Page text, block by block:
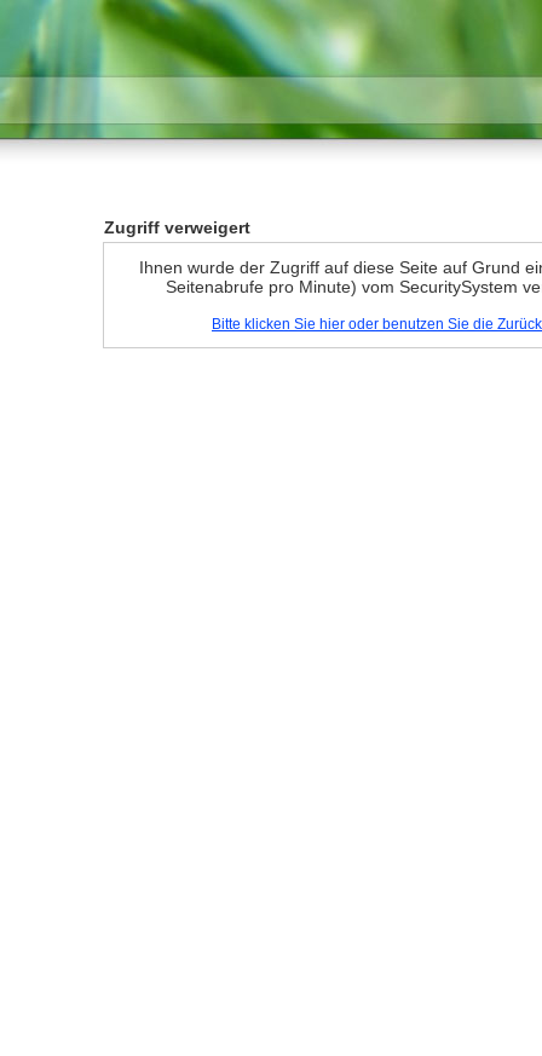
Zugriff verweigert
Ihnen wurde der Zugriff auf diese Seite auf Grund
Seitenabrufe pro Minute) vom SecuritySystem
Bitte klicken Sie hier oder benutzen Sie die